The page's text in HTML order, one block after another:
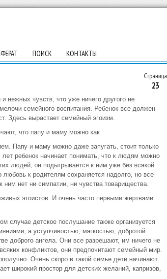
ПОИСК КОНТАКТЫ
Страница
23
нежных чувств, что уже ничего другого не
семейного воспитания. Ребенок все должен
Здесь вырастает семейный эгоизм.
что папу и маму можно как
Папу и маму можно даже запугать, стоит только
ребенок начинает понимать, что к людям можно
людей, он подыгрывается к ним уже без всякой
к родителям сохраняется надолго, но все
нет ни симпатии, ни чувства товарищества.
эгоистов. И очень часто первыми жертвами
случае детское послушание также организуется
а уступчивостью, мягкостью, добротой
доброго ангела. Они все разрешают, им ничего не
конфликтов, они предпочитают семейный мир.
Очень скоро в такой семье дети начинают
широкий простор для детских желаний, капризов,